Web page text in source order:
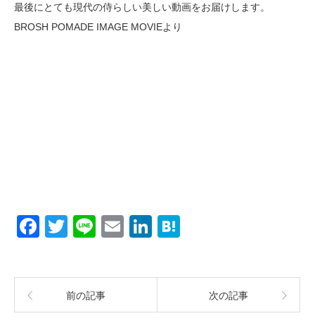
最後にとても現代の侍らしい美しい動画をお届けします。
BROSH POMADE IMAGE MOVIEより
Facebook
Twitter
LineEmailLinkedIn
前の記事 次の記事